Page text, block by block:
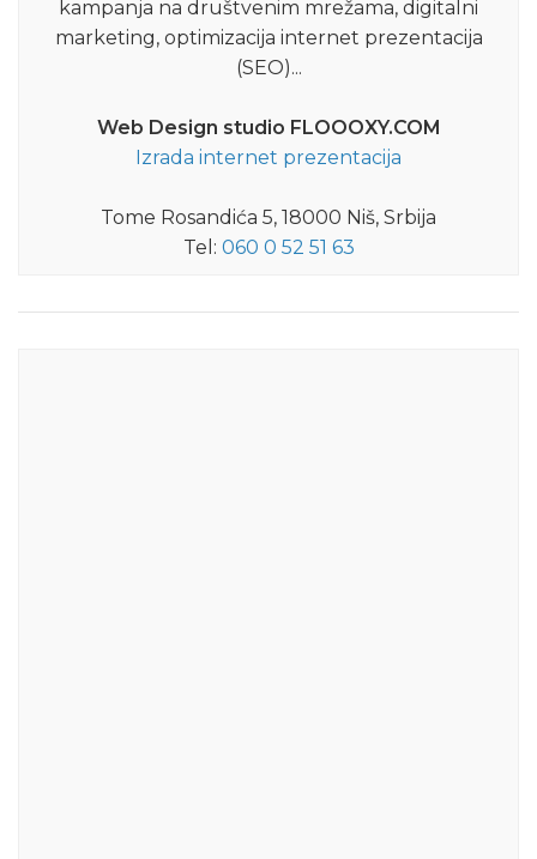
kampanja na društvenim mrežama, digitalni
marketing, optimizacija internet prezentacija
(SEO)...
Web Design studio FLOOOXY.COM
Izrada internet prezentacija
Tome Rosandića 5, 18000 Niš, Srbija
Tel: 060 0 52 51 63